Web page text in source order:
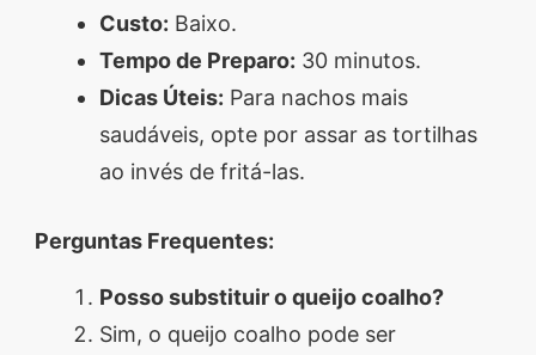
Custo: Baixo.
Tempo de Preparo: 30 minutos.
Dicas Úteis: Para nachos mais
saudáveis, opte por assar as tortilhas
ao invés de fritá-las.
Perguntas Frequentes:
Posso substituir o queijo coalho?
Sim, o queijo coalho pode ser